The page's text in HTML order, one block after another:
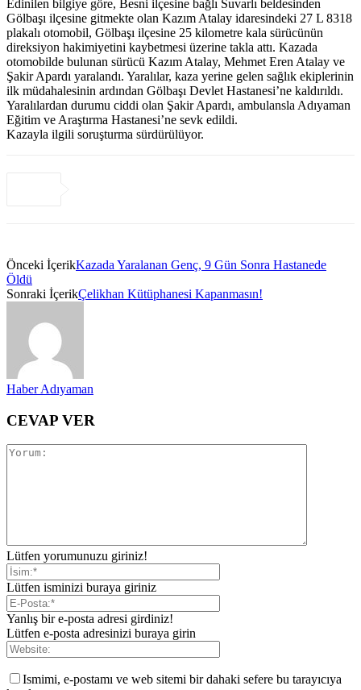
Edinilen bilgiye göre, Besni ilçesine bağlı Suvarlı beldesinden
Gölbaşı ilçesine gitmekte olan Kazım Atalay idaresindeki 27 L 8318
plakalı otomobil, Gölbaşı ilçesine 25 kilometre kala sürücünün
direksiyon hakimiyetini kaybetmesi üzerine takla attı. Kazada
otomobilde bulunan sürücü Kazım Atalay, Mehmet Eren Atalay ve
Şakir Apardı yaralandı. Yaralılar, kaza yerine gelen sağlık ekiplerinin
ilk müdahalesinin ardından Gölbaşı Devlet Hastanesi’ne kaldırıldı.
Yaralılardan durumu ciddi olan Şakir Apardı, ambulansla Adıyaman
Eğitim ve Araştırma Hastanesi’ne sevk edildi.
Kazayla ilgili soruşturma sürdürülüyor.
Önceki İçerikKazada Yaralanan Genç, 9 Gün Sonra Hastanede
Öldü
Sonraki İçerikÇelikhan Kütüphanesi Kapanmasın!
Haber Adıyaman
CEVAP VER
Lütfen yorumunuzu giriniz!
Lütfen isminizi buraya giriniz
Yanlış bir e-posta adresi girdiniz!
Lütfen e-posta adresinizi buraya girin
Ismimi, e-postamı ve web sitemi bir dahaki sefere bu tarayıcıya